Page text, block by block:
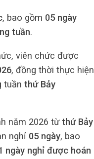
, bao gồm 05 ngày
tuần.
viên chức được
, đồng thời thực hiện
tuần thứ Bảy
năm 2026 từthứ Bảy
nghỉ 05 ngày, bao
ngày nghỉ được hoán